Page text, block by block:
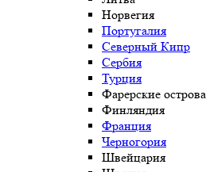
Норвегия
Португалия
Северный Кипр
Сербия
Турция
Фарерские острова
Финляндия
Франция
Черногория
Швейцария